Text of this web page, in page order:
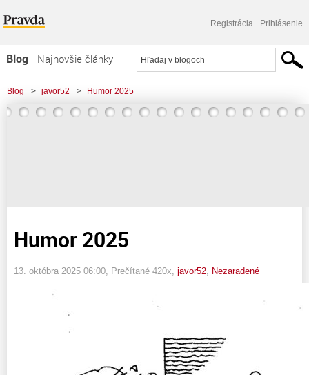
Registrácia Prihlásenie
Blog
Najnovšie články
Najčítanejšie články
Najkomentovanejšie články
Blog > javor52 > Humor 2025
Humor 2025
13. októbra 2025 06:00 , Prečítané 420x, javor52 Nezaradené